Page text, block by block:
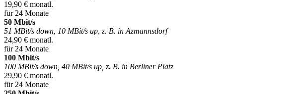
19,90 € monatl.
für 24 Monate
50 Mbit/s
51 MBit/s down, 10 MBit/s up, z. B. in Azmannsdorf
24,90 € monatl.
für 24 Monate
100 Mbit/s
100 MBit/s down, 40 MBit/s up, z. B. in Berliner Platz
29,90 € monatl.
für 24 Monate